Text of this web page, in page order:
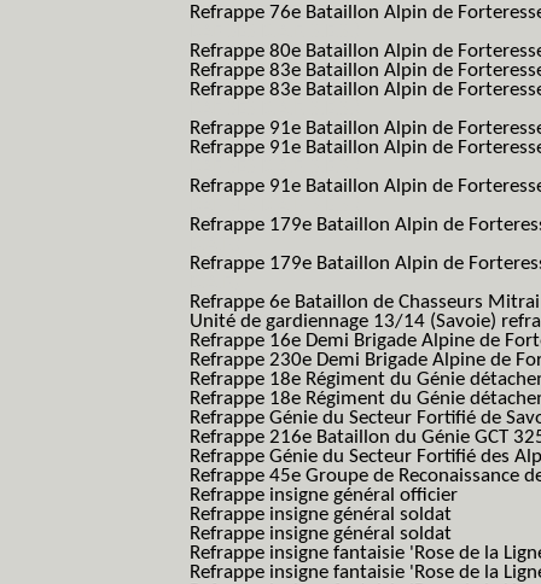
Refrappe 76e Bataillon Alpin de
Refrappe 80e Bataillon Alpin de
Refrappe 83e Bataillon Alpin de
Refrappe 83e Bataillon Alpin de
Refrappe 91e Bataillon Alpin de
Refrappe 91e Bataillon Alpin de
Refrappe 91e Bataillon Alpin de
Refrappe 179e Bataillon Alpin de
Refrappe 179e Bataillon Alpin de
Refrappe 6e Bataillon de Chasseurs
Unité de gardiennage 13/14 (Savoie)
Refrappe 16e Demi Brigade Alpine de
Refrappe 230e Demi Brigade Alpine de
Refrappe 18e Régiment du Génie
Refrappe 18e Régiment du Génie
Refrappe Génie du Secteur Fortifié de
Refrappe 216e Bataillon du Génie GCT
Refrappe Génie du Secteur Fortifié des
Refrappe 45e Groupe de Reconaissance
Refrappe insigne général officier
Refrappe insigne général soldat
Refrappe insigne général soldat
Refrappe insigne fantaisie 'Rose de la
Refrappe insigne fantaisie 'Rose de la